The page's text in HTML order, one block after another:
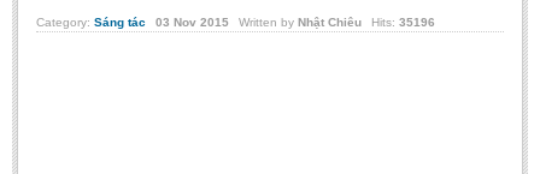
Category: Sáng tác 03 Nov 2015 Written by Nhật Chiêu Hits: 35196